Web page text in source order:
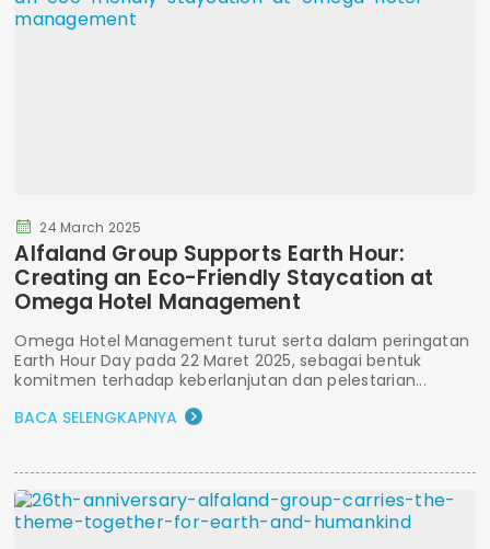
24 March 2025
Alfaland Group Supports Earth Hour:
Creating an Eco-Friendly Staycation at
Omega Hotel Management
Omega Hotel Management turut serta dalam peringatan
Earth Hour Day pada 22 Maret 2025, sebagai bentuk
komitmen terhadap keberlanjutan dan pelestarian...
BACA SELENGKAPNYA